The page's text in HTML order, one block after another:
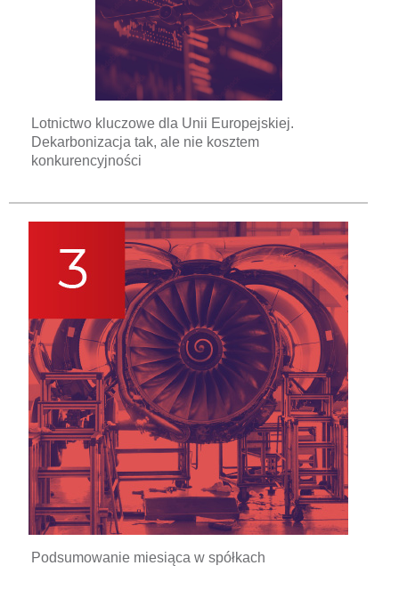
Lotnictwo kluczowe dla Unii Europejskiej.
Dekarbonizacja tak, ale nie kosztem
konkurencyjności
Podsumowanie miesiąca w spółkach